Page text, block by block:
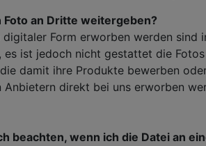
Foto an Dritte weitergeben?
Form erworben werden sind
es ist jedoch nicht gestattet die
damit ihre Produkte bewerben
Anbietern direkt bei uns erworben
beachten, wenn ich die Datei an